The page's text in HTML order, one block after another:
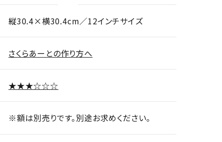
縦30.4×横30.4cm／12インチサイズ
さくらあーとの作り方へ
★★★☆☆☆
※額は別売りです。別途お求めください。